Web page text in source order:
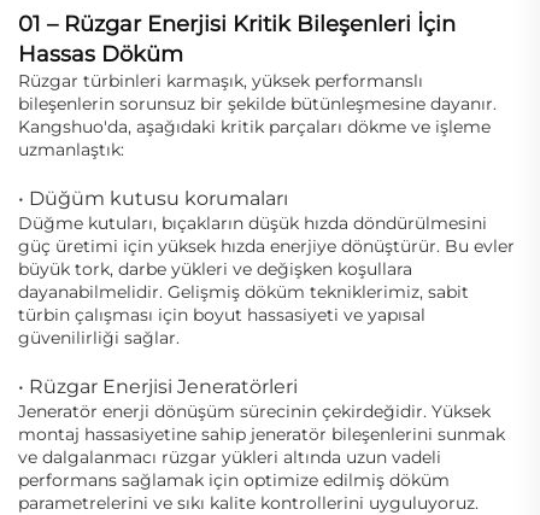
01 – Rüzgar Enerjisi Kritik Bileşenleri İçin
Hassas Döküm
Rüzgar türbinleri karmaşık, yüksek performanslı
bileşenlerin sorunsuz bir şekilde bütünleşmesine dayanır.
Kangshuo'da, aşağıdaki kritik parçaları dökme ve işleme
uzmanlaştık:
• Düğüm kutusu korumaları
Düğme kutuları, bıçakların düşük hızda döndürülmesini
güç üretimi için yüksek hızda enerjiye dönüştürür. Bu evler
büyük tork, darbe yükleri ve değişken koşullara
dayanabilmelidir. Gelişmiş döküm tekniklerimiz, sabit
türbin çalışması için boyut hassasiyeti ve yapısal
güvenilirliği sağlar.
• Rüzgar Enerjisi Jeneratörleri
Jeneratör enerji dönüşüm sürecinin çekirdeğidir. Yüksek
montaj hassasiyetine sahip jeneratör bileşenlerini sunmak
ve dalgalanmacı rüzgar yükleri altında uzun vadeli
performans sağlamak için optimize edilmiş döküm
parametrelerini ve sıkı kalite kontrollerini uyguluyoruz.